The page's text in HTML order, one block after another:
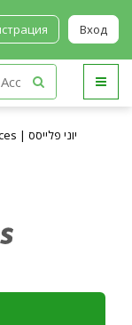
Вход
Uniplaces | יוני פלייסס